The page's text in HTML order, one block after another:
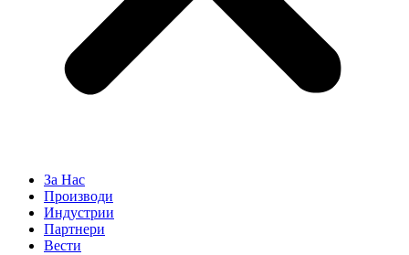
За Нас
Производи
Индустрии
Партнери
Вести